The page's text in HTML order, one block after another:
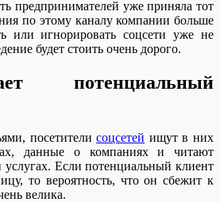
предпринимателей уже приняла тот
по этому каналу компании больше
или игнорировать соцсети уже не
будет стоить очень дорого.
потенциальный
посетителисоцсетей ищут в них
данные о компаниях и читают
Если потенциальный клиент
то вероятность, что он сбежит к
велика.